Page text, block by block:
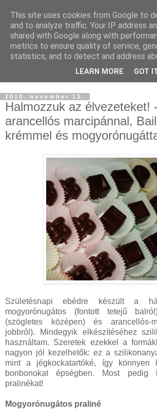
2010. november 13.
Halmozzuk az élvezeteket!
arancellós marcipánnal,
krémmel és
Születésnapi ebédre készült a
mogyorónugátos (fontott tetejű
(szögletes középen) és arancellós-
jobbról). Mindegyik elkészítéséhez
használtam. Szeretek ezekkel a
nagyon jól kezelhetők: ez a
mint a jégkockatartóké, így könnyen
bonbonokat épségben. Most
pralinékat!
Mogyorónugátos praliné
This site uses cookies from Google to
and to analyze traffic. Your IP address
shared with Google along with
metrics to ensure quality of service,
statistics, and to detect and address
LEARN MORE GOT